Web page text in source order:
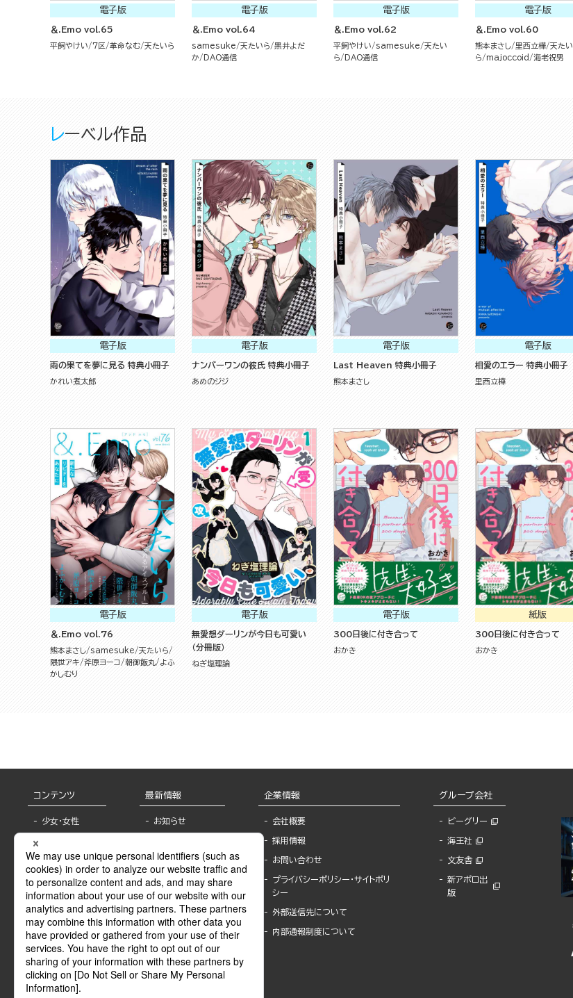
電子版
＆.Emo vol.65
平飼やけい 7区 革命なむ 天たいら
電子版
＆.Emo vol.64
samesuke 天たいら
黒井よだ
か
DAO通信
電子版
＆.Emo vol.62
平飼やけい samesuke
天たい
ら
DAO通信
電子版
＆.Emo vol.60
熊本まさし 里西立樺 天たい
ら
majoccoid 海老祝男
レーベル作品
電子版
雨の果てを夢に見る 特典小冊子
かれい煮太郎
電子版
ナンバーワンの彼氏 特典小冊子
あめのジジ
電子版
Last Heaven 特典小冊子
熊本まさし
電子版
相愛のエラー 特典小冊子
里西立樺
電子版
＆.Emo vol.76
熊本まさし samesuke
天たいら
隈世アキ
斧原ヨーコ 朝御飯丸
よふ
かしむり
電子版
無愛想ダーリンが今日も可愛い
（分冊版）
ねぎ塩理論
電子版
300日後に付き合って
おかき
紙版
300日後に付き合って
おかき
コンテンツ
少女・女性
BL
ライトノベル
青年・一般
グラビア・写真
モーター誌
SPECIAL
Sublicense
最新情報
お知らせ
報
書店様へ
海外ライセンシー
公式SNSアカウ
ント
作家一覧
Keyword list
Author list
企業情報
会社概要
採用情報
お問い合わせ
プライバシーポリシー・サイトポリ
シー
外部送信先について
内部通報制度について
グループ会社
ビーグリー
海王社
文友舎
新アポロ出
版